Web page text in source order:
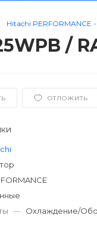
Hitachi PERFORMANCE
/
ОТЛОЖИТЬ
— Охлаждение/